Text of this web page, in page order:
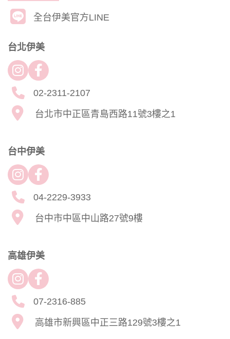
全台伊美官方LINE
台北伊美
02-2311-2107
台北市中正區青島西路11號3樓之1
台中伊美
04-2229-3933
台中市中區中山路27號9樓
高雄伊美
07-2316-885
高雄市新興區中正三路129號3樓之1